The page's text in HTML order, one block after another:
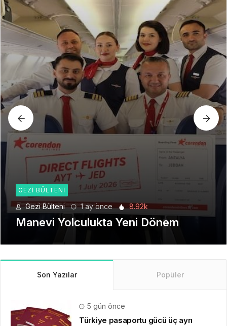
GEZI BÜLTENI
Gezi Bülteni 1 ay önce 8.92k
Manevi Yolculukta Yeni Dönem
Son Yazılar Popüler
5 gün önce
Türkiye pasaportu gücü üç ayrı